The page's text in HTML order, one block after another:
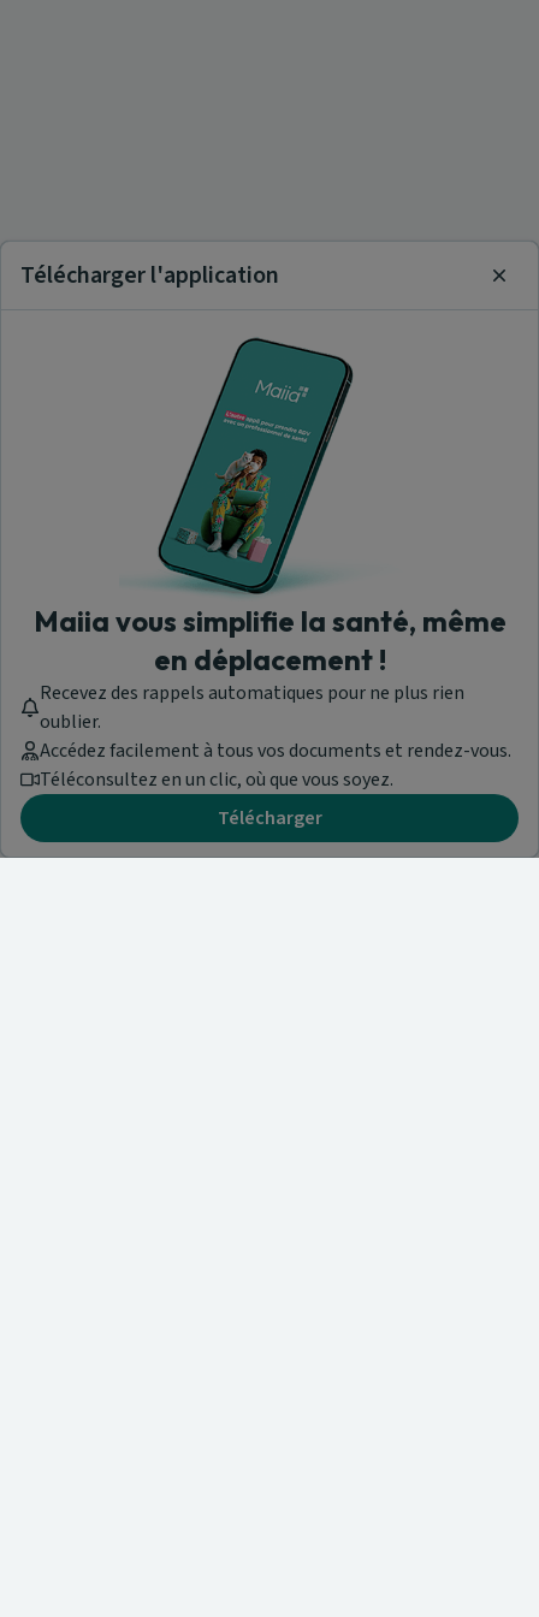
Télécharger l'application
Maiia vous simplifie la santé, même
en déplacement !
Recevez des rappels automatiques pour ne plus rien
oublier.
Accédez facilement à tous vos documents et rendez-vous.
Téléconsultez en un clic, où que vous soyez.
Télécharger